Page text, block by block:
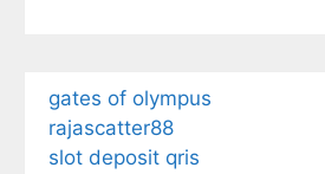
gates of olympus
rajascatter88
slot deposit qris